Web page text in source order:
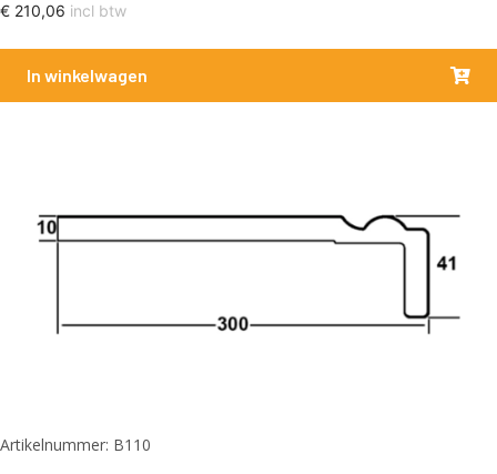
€ 210,06 incl btw
In winkelwagen
Artikelnummer: B110